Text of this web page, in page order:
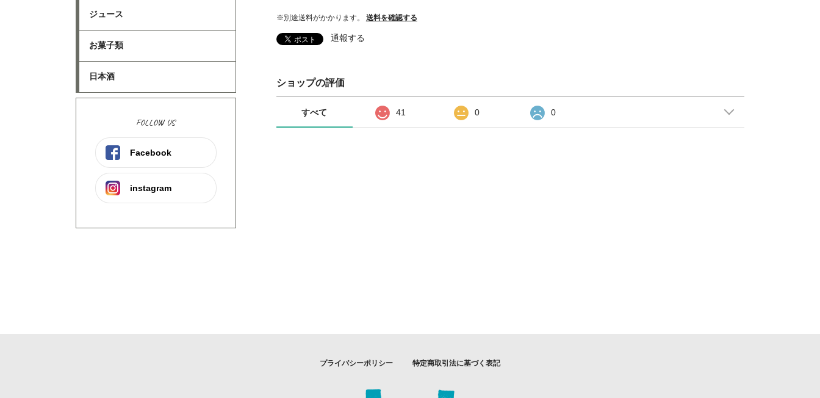
ジュース
お菓子類
日本酒
FOLLOW US
Facebook
instagram
※別途送料がかかります。 送料を確認する
通報する
ショップの評価
すべて 41 0 0
プライバシーポリシー 特定商取引法に基づく表記